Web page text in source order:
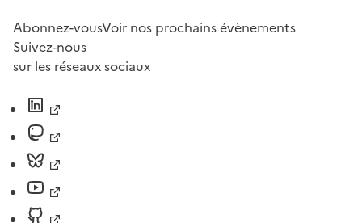
Abonnez-vousVoir nos prochains évènements
Suivez-nous
sur les réseaux sociaux